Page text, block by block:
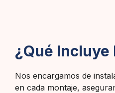
¿Qué
Nos encargamos de
en cada montaje,